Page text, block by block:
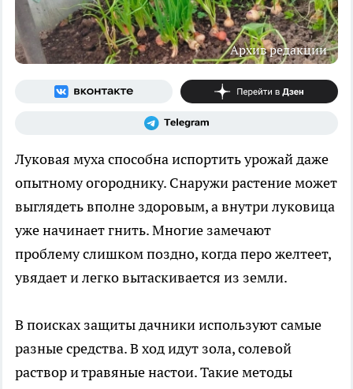
Архив редакции
Луковая муха способна испортить урожай даже
опытному огороднику. Снаружи растение может
выглядеть вполне здоровым, а внутри луковица
уже начинает гнить. Многие замечают
проблему слишком поздно, когда перо желтеет,
увядает и легко вытаскивается из земли.
В поисках защиты дачники используют самые
разные средства. В ход идут зола, солевой
раствор и травяные настои. Такие методы